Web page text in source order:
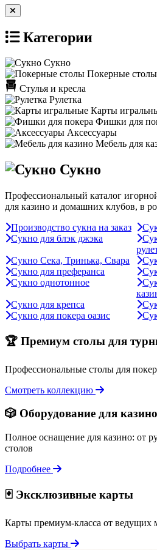
Категории
Сукно
Покерные столы
Стулья и кресла
Рулетка
Карты
Фишки для
Аксессуары
Мебель для
Сукно
Профессиональный каталог
для казино и домашних клубов, в
Производство сукна на заказ
Сукно для блэк джэка
Сукно Сека, Тринька, Свара
Сукно для преферанса
Сукно однотонное
Сукно для крепса
Сукно для покера оазис
🏆 Премиум столы для
Профессиональные столы для
Смотреть коллекцию
🎲 Оборудование для казино
Полное оснащение для казино: от
столов
Подробнее
🃏 Эксклюзивные карты
Карты премиум-класса от ведущих
Выбрать карты